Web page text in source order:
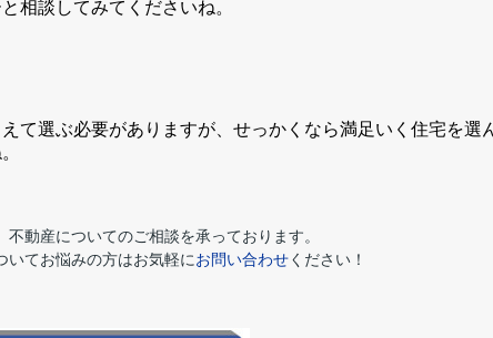
相談してみてくださいね。
て選ぶ必要がありますが、せっかくなら満足いく住宅を選
動産についてのご相談を承っております。
いてお悩みの方はお気軽にお問い合わせください！